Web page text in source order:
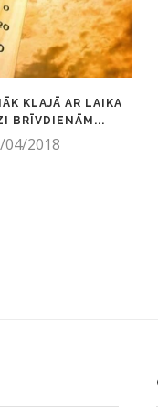
KLAJĀ AR LAIKA
BRĪVDIENĀM...
04/2018